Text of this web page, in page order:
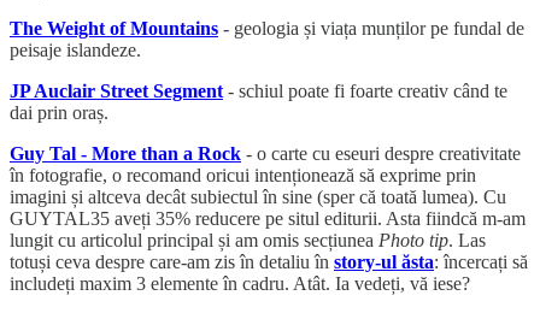
The Weight of Mountains - geologia și viața munților pe fundal de
peisaje islandeze.
JP Auclair Street Segment - schiul poate fi foarte creativ când te
dai prin oraș.
Guy Tal - More than a Rock - o carte cu eseuri despre creativitate
în fotografie, o recomand oricui intenționează să exprime prin
imagini și altceva decât subiectul în sine (sper că toată lumea). Cu
GUYTAL35 aveți 35% reducere pe situl editurii. Asta fiindcă m-am
lungit cu articolul principal și am omis secțiunea Photo tip. Las
totuși ceva despre care-am zis în detaliu în story-ul ăsta: încercați să
includeți maxim 3 elemente în cadru. Atât. Ia vedeți, vă iese?